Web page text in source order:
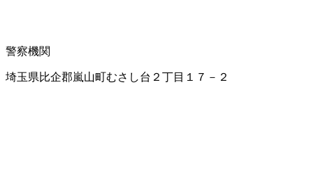
警察機関
埼玉県比企郡嵐山町むさし台２丁目１７－２